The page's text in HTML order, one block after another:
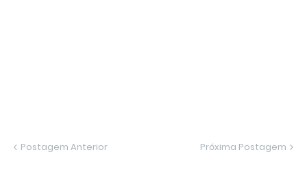
Postagem Anterior Próxima Postagem